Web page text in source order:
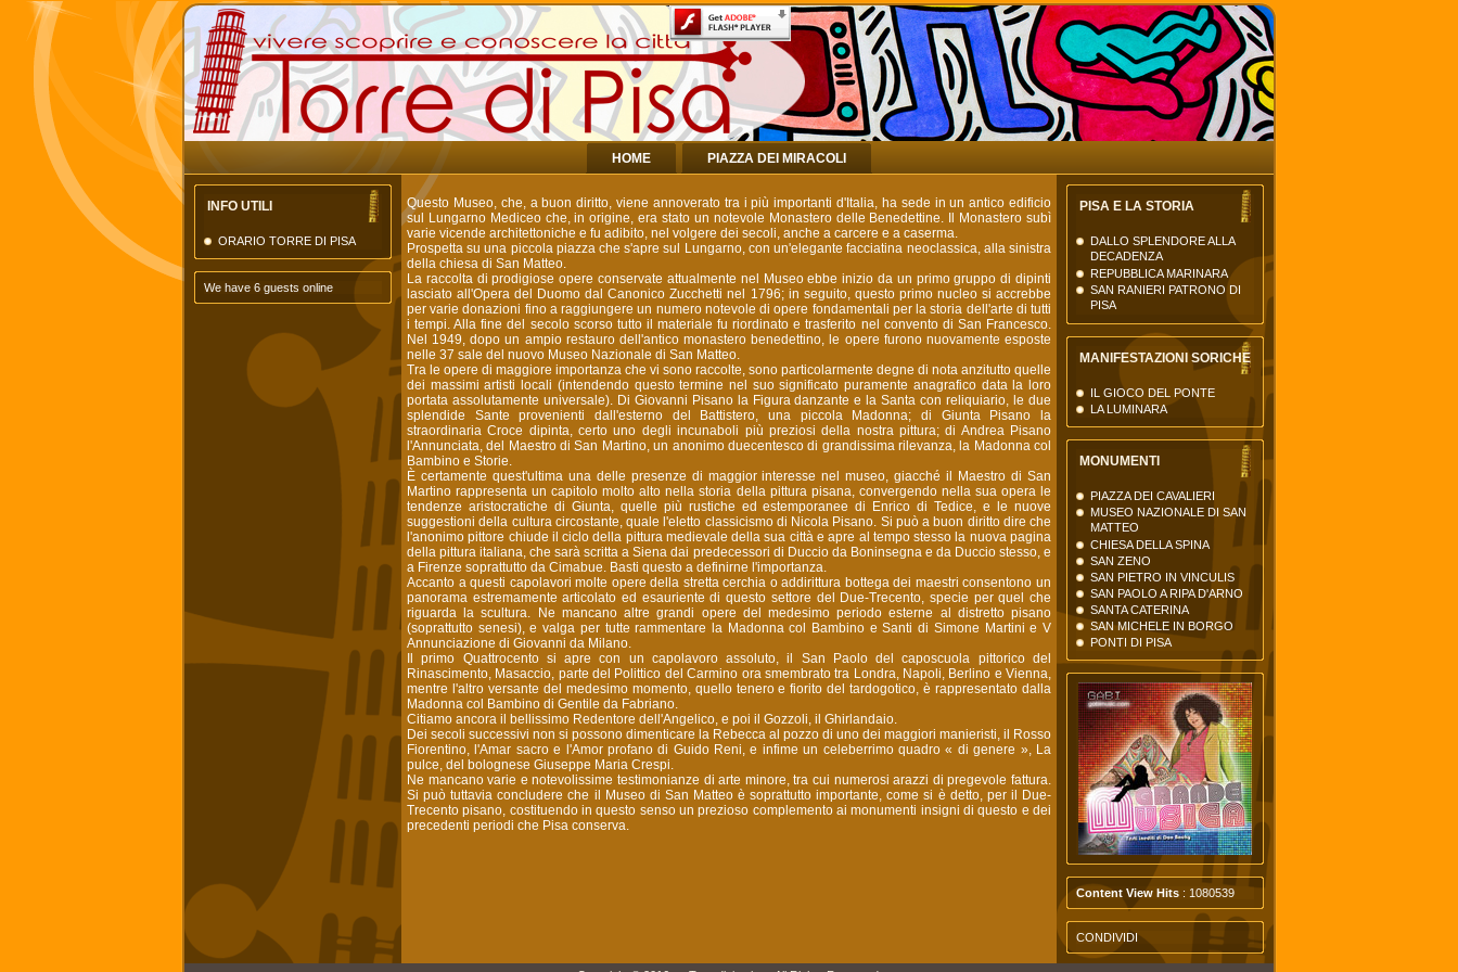
La Torre di Pisa
il nuovo portale della città
di Pisa
HOME PIAZZA DEI MIRACOLI
INFO UTILI
ORARIO TORRE DI PISA
We have 6 guests online
Questo Museo, che, a buon diritto, viene annoverato tra i più importanti d'Italia, ha sede in un antico edificio
sul Lungarno Mediceo che, in origine, era stato un notevole Monastero delle Benedettine. Il Monastero subì
varie vicende architettoniche e fu adibito, nel volgere dei secoli, anche a carcere e a caserma.
Prospetta su una piccola piazza che s'apre sul Lungarno, con un'elegante facciatina neoclassica, alla sinistra
della chiesa di San Matteo.
La raccolta di prodigiose opere conservate attualmente nel Museo ebbe inizio da un primo gruppo di dipinti
lasciato all'Opera del Duomo dal Canonico Zucchetti nel 1796; in seguito, questo primo nucleo si accrebbe
per varie donazioni fino a raggiungere un numero notevole di opere fondamentali per la storia dell'arte di tutti
i tempi. Alla fine del secolo scorso tutto il materiale fu riordinato e trasferito nel convento di San Francesco.
Nel 1949, dopo un ampio restauro dell'antico monastero benedettino, le opere furono nuovamente esposte
nelle 37 sale del nuovo Museo Nazionale di San Matteo.
Tra le opere di maggiore importanza che vi sono raccolte, sono particolarmente degne di nota anzitutto quelle
dei massimi artisti locali (intendendo questo termine nel suo significato puramente anagrafico data la loro
portata assolutamente universale). Di Giovanni Pisano la Figura danzante e la Santa con reliquiario, le due
splendide Sante provenienti dall'esterno del Battistero, una piccola Madonna; di Giunta Pisano la
straordinaria Croce dipinta, certo uno degli incunaboli più preziosi della nostra pittura; di Andrea Pisano
l'Annunciata, del Maestro di San Martino, un anonimo duecentesco di grandissima rilevanza, la Madonna col
Bambino e Storie.
È certamente quest'ultima una delle presenze di maggior interesse nel museo, giacché il Maestro di San
Martino rappresenta un capitolo molto alto nella storia della pittura pisana, convergendo nella sua opera le
tendenze aristocratiche di Giunta, quelle più rustiche ed estemporanee di Enrico di Tedice, e le nuove
suggestioni della cultura circostante, quale l'eletto classicismo di Nicola Pisano. Si può a buon diritto dire che
l'anonimo pittore chiude il ciclo della pittura medievale della sua città e apre al tempo stesso la nuova pagina
della pittura italiana, che sarà scritta a Siena dai predecessori di Duccio da Boninsegna e da Duccio stesso, e
a Firenze soprattutto da Cimabue. Basti questo a definirne l'importanza.
Accanto a questi capolavori molte opere della stretta cerchia o addirittura bottega dei maestri consentono un
panorama estremamente articolato ed esauriente di questo settore del Due-Trecento, specie per quel che
riguarda la scultura. Ne mancano altre grandi opere del medesimo periodo esterne al distretto pisano
(soprattutto senesi), e valga per tutte rammentare la Madonna col Bambino e Santi di Simone Martini e V
Annunciazione di Giovanni da Milano.
Il primo Quattrocento si apre con un capolavoro assoluto, il San Paolo del caposcuola pittorico del
Rinascimento, Masaccio, parte del Polittico del Carmino ora smembrato tra Londra, Napoli, Berlino e Vienna,
mentre l'altro versante del medesimo momento, quello tenero e fiorito del tardogotico, è rappresentato dalla
Madonna col Bambino di Gentile da Fabriano.
Citiamo ancora il bellissimo Redentore dell'Angelico, e poi il Gozzoli, il Ghirlandaio.
Dei secoli successivi non si possono dimenticare la Rebecca al pozzo di uno dei maggiori manieristi, il Rosso
Fiorentino, l'Amar sacro e l'Amor profano di Guido Reni, e infime un celeberrimo quadro « di genere », La
pulce, del bolognese Giuseppe Maria Crespi.
Ne mancano varie e notevolissime testimonianze di arte minore, tra cui numerosi arazzi di pregevole fattura.
Si può tuttavia concludere che il Museo di San Matteo è soprattutto importante, come si è detto, per il Due-
Trecento pisano, costituendo in questo senso un prezioso complemento ai monumenti insigni di questo e dei
precedenti periodi che Pisa conserva.
PISA E LA STORIA
DALLO SPLENDORE ALLA
DECADENZA
REPUBBLICA MARINARA
SAN RANIERI PATRONO DI
PISA
MANIFESTAZIONI SORICHE
IL GIOCO DEL PONTE
LA LUMINARA
MONUMENTI
PIAZZA DEI CAVALIERI
MUSEO NAZIONALE DI SAN
MATTEO
CHIESA DELLA SPINA
SAN ZENO
SAN PIETRO IN VINCULIS
SAN PAOLO A RIPA D'ARNO
SANTA CATERINA
SAN MICHELE IN BORGO
PONTI DI PISA
Content View Hits : 1080539
CONDIVIDI